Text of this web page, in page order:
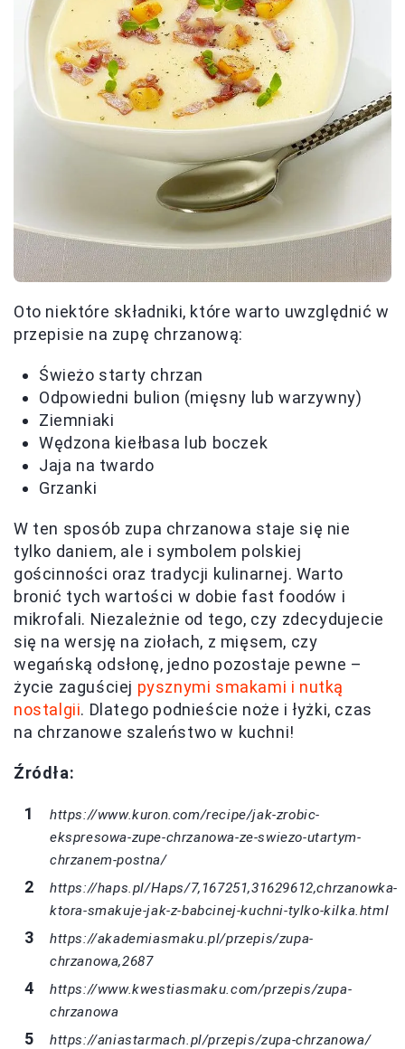
Oto niektóre składniki, które warto uwzględnić w
przepisie na zupę chrzanową:
Świeżo starty chrzan
Odpowiedni bulion (mięsny lub warzywny)
Ziemniaki
Wędzona kiełbasa lub boczek
Jaja na twardo
Grzanki
W ten sposób zupa chrzanowa staje się nie
tylko daniem, ale i symbolem polskiej
gościnności oraz tradycji kulinarnej. Warto
bronić tych wartości w dobie fast foodów i
mikrofali. Niezależnie od tego, czy zdecydujecie
się na wersję na ziołach, z mięsem, czy
wegańską odsłonę, jedno pozostaje pewne –
życie zaguściej pysznymi smakami i nutką
nostalgii. Dlatego podnieście noże i łyżki, czas
na chrzanowe szaleństwo w kuchni!
Źródła:
https://www.kuron.com/recipe/jak-zrobic-
ekspresowa-zupe-chrzanowa-ze-swiezo-utartym-
chrzanem-postna/
https://haps.pl/Haps/7,167251,31629612,chrzanowka-
ktora-smakuje-jak-z-babcinej-kuchni-tylko-kilka.html
https://akademiasmaku.pl/przepis/zupa-
chrzanowa,2687
https://www.kwestiasmaku.com/przepis/zupa-
chrzanowa
https://aniastarmach.pl/przepis/zupa-chrzanowa/